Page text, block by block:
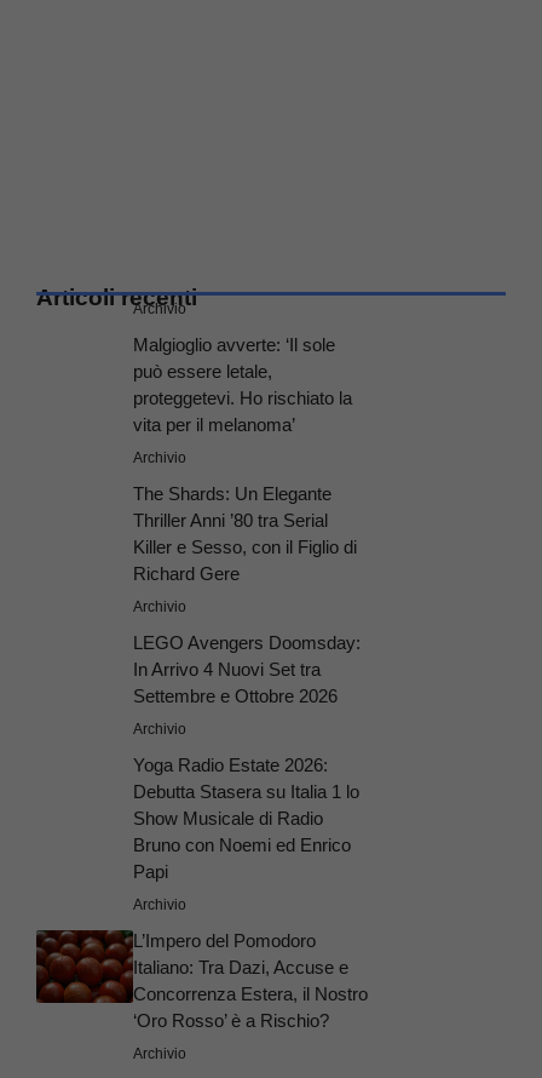
Articoli recenti
Archivio
Malgioglio avverte: ‘Il sole
può essere letale,
proteggetevi. Ho rischiato la
vita per il melanoma’
Archivio
The Shards: Un Elegante
Thriller Anni ’80 tra Serial
Killer e Sesso, con il Figlio di
Richard Gere
Archivio
LEGO Avengers Doomsday:
In Arrivo 4 Nuovi Set tra
Settembre e Ottobre 2026
Archivio
Yoga Radio Estate 2026:
Debutta Stasera su Italia 1 lo
Show Musicale di Radio
Bruno con Noemi ed Enrico
Papi
Archivio
L’Impero del Pomodoro
Italiano: Tra Dazi, Accuse e
Concorrenza Estera, il Nostro
‘Oro Rosso’ è a Rischio?
Archivio